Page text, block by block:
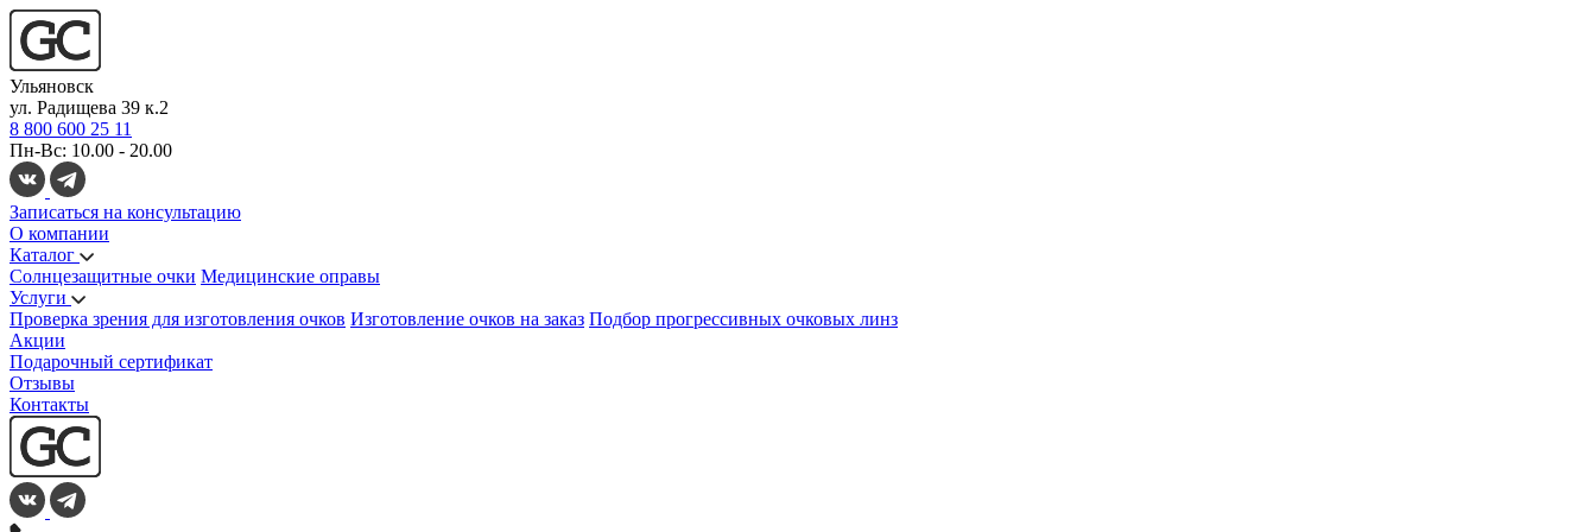
Ульяновск
ул. Радищева 39 к.2
8 800 600 25 11
Пн-Вс: 10.00 - 20.00
Записаться на консультацию
О компании
Каталог
Солнцезащитные очки Медицинские оправы
Услуги
Проверка зрения для изготовления очков Изготовление очков на заказ Подбор прогрессивных очковых линз
Акции
Подарочный сертификат
Отзывы
Контакты